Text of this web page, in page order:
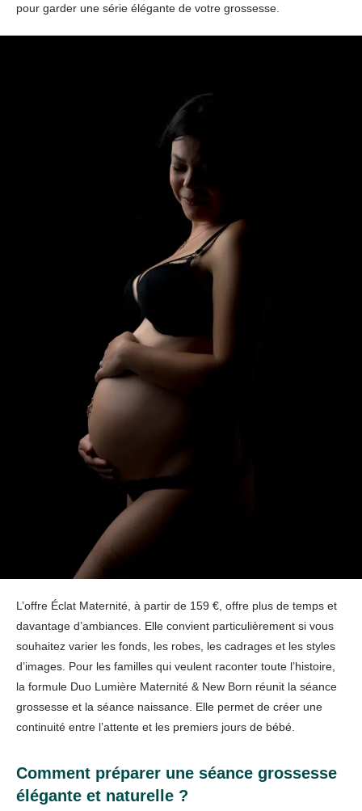
pour garder une série élégante de votre grossesse.
L’offre Éclat Maternité, à partir de 159 €, offre plus de temps et
davantage d’ambiances. Elle convient particulièrement si vous
souhaitez varier les fonds, les robes, les cadrages et les styles
d’images. Pour les familles qui veulent raconter toute l’histoire,
la formule Duo Lumière Maternité & New Born réunit la séance
grossesse et la séance naissance. Elle permet de créer une
continuité entre l’attente et les premiers jours de bébé.
Comment préparer une séance grossesse
élégante et naturelle ?